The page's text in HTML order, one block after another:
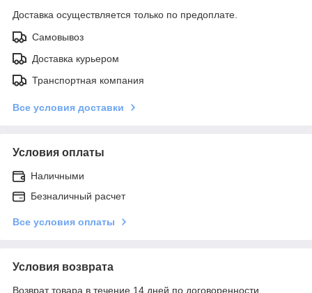
Доставка осуществляется только по предоплате.
Самовывоз
Доставка курьером
Транспортная компания
Все условия доставки
Условия оплаты
Наличными
Безналичный расчет
Все условия оплаты
Условия возврата
Возврат товара в течение 14 дней по договоренности